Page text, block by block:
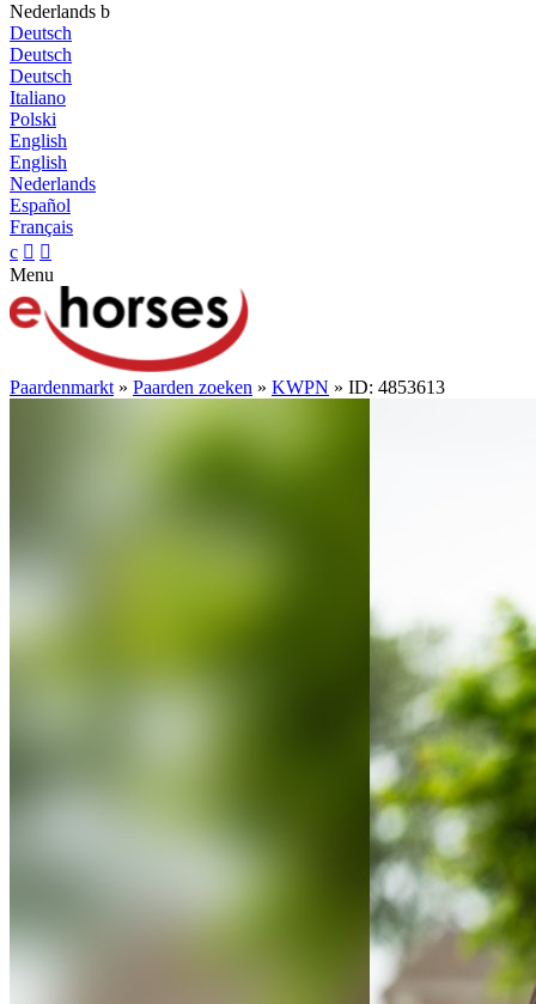
Nederlands b
Deutsch
Deutsch
Deutsch
Italiano
Polski
English
English
Nederlands
Español
Français
c  
Menu
Paardenmarkt » Paarden zoeken » KWPN » ID: 4853613